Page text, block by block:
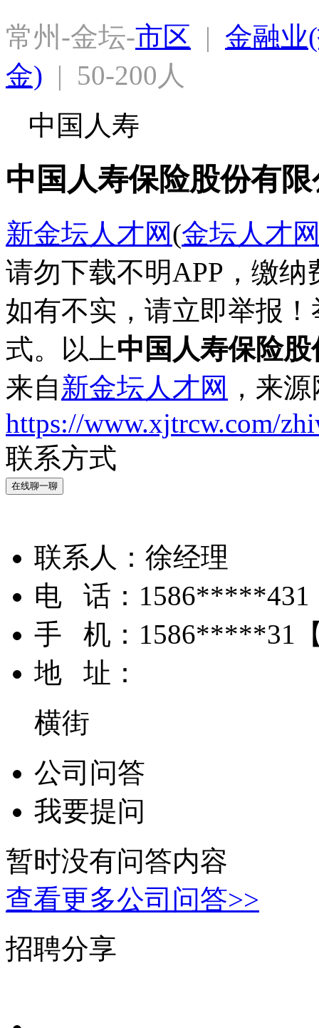
常州-金坛-市区 | 金融业
金) |  50-200人
中国人寿
中国人寿保险股份有
新金坛人才网(金坛人才
请勿下载不明APP，缴
如有不实，请立即举报
式。以上中国人寿保险
来自新金坛人才网 ，来
https://www.xjtrcw.com/
联系方式
在线聊一聊
联系人： 徐经理
电 话： 1586*****431
手 机： 1586*****31
地 址：
横街
公司问答
我要提问
暂时没有问答内容
查看更多公司问答>>
招聘分享